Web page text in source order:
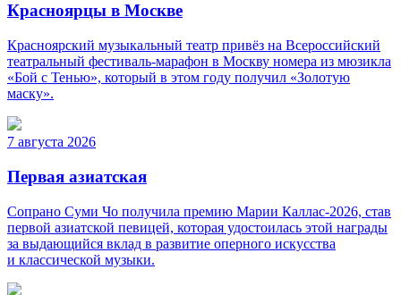
Красноярцы в Москве
Красноярский музыкальный театр привёз на Всероссийский
театральный фестиваль-марафон в Москву номера из мюзикла
«Бой с Тенью», который в этом году получил «Золотую
маску».
7 августа 2026
Первая азиатская
Сопрано Суми Чо получила премию Марии Каллас-2026, став
первой азиатской певицей, которая удостоилась этой награды
за выдающийся вклад в развитие оперного искусства
и классической музыки.